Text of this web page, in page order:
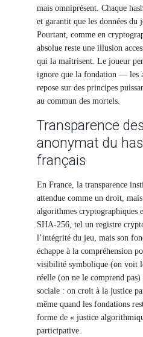
mais omniprésent. Chaque
et garantit que les données du
Pourtant, comme en
absolue reste une illusion
qui la maîtrisent. Le joueur
ignore que la fondation — les
repose sur des principes
au commun des mortels.
Transparence
anonymat du
français
En France, la transparence
attendue comme un droit,
algorithmes cryptographiques
SHA-256, tel un registre
l’intégrité du jeu, mais son
échappe à la compréhension
visibilité symbolique (on voit
réelle (on ne le comprend
sociale : on croit à la justice
même quand les fondations
forme de « justice
participative.